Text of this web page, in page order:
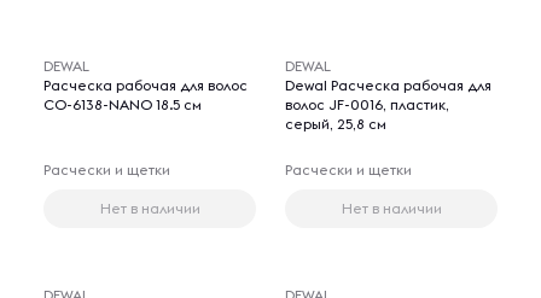
DEWAL
Расческа рабочая для волос
СО-6138-NANO 18.5 см
Расчески и щетки
Нет в наличии
DEWAL
Dewal Расческа рабочая для
волос JF-0016, пластик,
серый, 25,8 см
Расчески и щетки
Нет в наличии